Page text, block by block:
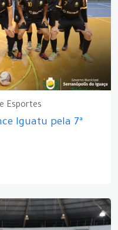
Esportes
Iguatu pela 7ª